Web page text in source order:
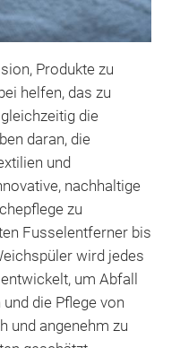
Produkte zu
helfen, das zu
die
daran, die
und
nachhaltige
zu
Fusselentferner bis
wird jedes
um Abfall
die Pflege von
und angenehm zu